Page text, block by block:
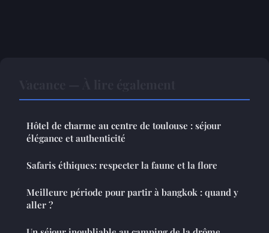
Hôtel de charme au centre de toulouse : séjour
élégance et authenticité
Safaris éthiques: respecter la faune et la flore
Meilleure période pour partir à bangkok : quand y
aller ?